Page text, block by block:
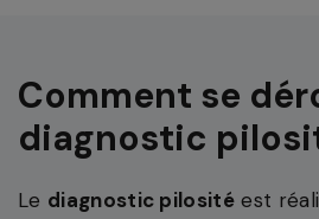
Comment se
diagnostic
Le diagnostic pilosité est